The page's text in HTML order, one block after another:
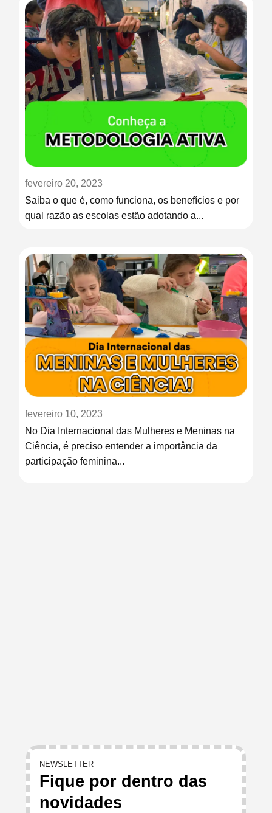
fevereiro 20, 2023
Saiba o que é, como funciona, os benefícios e por
qual razão as escolas estão adotando a...
fevereiro 10, 2023
No Dia Internacional das Mulheres e Meninas na
Ciência, é preciso entender a importância da
participação feminina...
NEWSLETTER
Fique por dentro das
novidades